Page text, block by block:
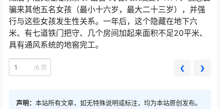
骗来其他五名女孩（最小十六岁，最大二十三岁），并强
行与这些女孩发生性关系。一年后，这个隐藏在地下六
米、有七道铁门把守、几个房间加起来面积不足20平米、
具有通风系统的地窖完工。
/6 页 ❮ ❯
声明： 本站所有文章，如无特殊说明或标注，均为本站原创发布。